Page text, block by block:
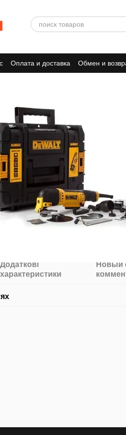
Оплата и доставка Обмен и
Додаткові
характеристики
Новый